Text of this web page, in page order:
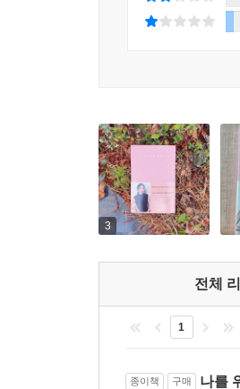
서 지금의 나로 수많은
--- p.132
“변호사이지만 가수 생
요?”
랩되는 것에 익숙하고
는 요즘 시대에 말이다
에서도 개인의 정체성
--- p.139
소속에 얽매이지 않고
나는 여전히 크고 작
3
전체
1
종이책 구매 나를